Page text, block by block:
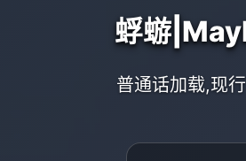
蜉蝣
普通话加载,现